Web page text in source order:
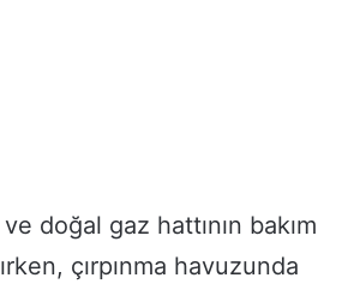
doğal gaz hattının bakım
çırpınma havuzunda